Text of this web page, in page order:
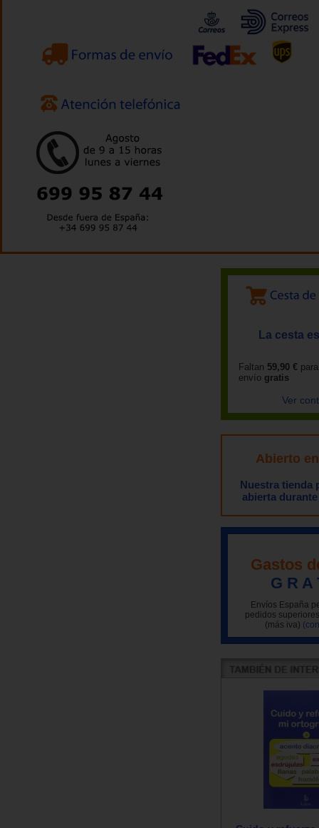
La cesta
Faltan 59,90 €
envío gratis
Ver
Abierto
Nuestra tienda
abierta
Gastos
G R A
Envíos España
pedidos
(más iva)